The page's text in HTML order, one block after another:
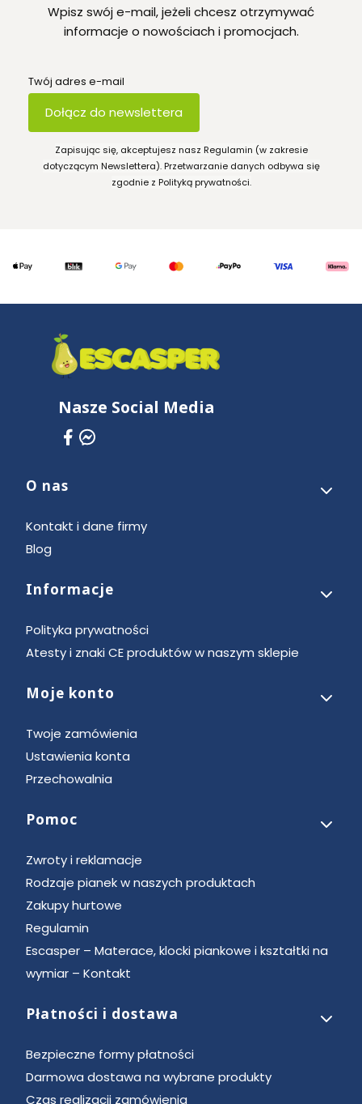
Wpisz swój e-mail, jeżeli chcesz otrzymywać
informacje o nowościach i promocjach.
Twój adres e-mail
Dołącz do newslettera
Zapisując się, akceptujesz nasz Regulamin (w zakresie
dotyczącym Newslettera). Przetwarzanie danych odbywa się
zgodnie z Polityką prywatności.
Nasze Social Media
Linki w stopce
O nas
Kontakt i dane firmy
Blog
Informacje
Polityka prywatności
Atesty i znaki CE produktów w naszym sklepie
Moje konto
Twoje zamówienia
Ustawienia konta
Przechowalnia
Pomoc
Zwroty i reklamacje
Rodzaje pianek w naszych produktach
Zakupy hurtowe
Regulamin
Escasper – Materace, klocki piankowe i kształtki na
wymiar – Kontakt
Płatności i dostawa
Bezpieczne formy płatności
Darmowa dostawa na wybrane produkty
Czas realizacji zamówienia